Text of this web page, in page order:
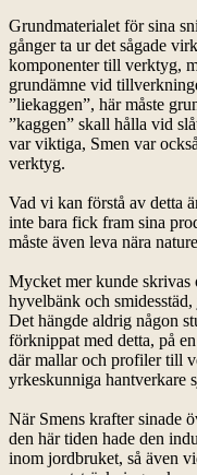
Grundmaterialet för sina
gånger ta ur det sågade
komponenter till verktyg,
grundämne vid
”liekaggen”, här måste
”kaggen” skall hålla vid
var viktiga, Smen var
verktyg.
Vad vi kan förstå av detta
inte bara fick fram sina
måste även leva nära
Mycket mer kunde skrivas
hyvelbänk och
Det hängde aldrig någon
förknippat med detta, på
där mallar och profiler till
yrkeskunniga hantverkare
När Smens krafter sinade
den här tiden hade den
inom jordbruket, så även